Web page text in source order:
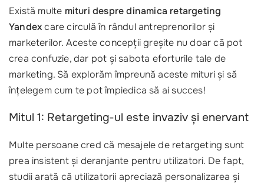
Există multe mituri despre dinamica retargeting
Yandexcare circulă în rândul antreprenorilor și
marketerilor. Aceste concepții greșite nu doar că pot
crea confuzie, dar pot și sabota eforturile tale de
marketing. Să explorăm împreună aceste mituri și să
înțelegem cum te pot împiedica să ai succes!
Mitul 1: Retargeting-ul este invaziv și enervant
Multe persoane cred că mesajele de retargeting sunt
prea insistent și deranjante pentru utilizatori. De fapt,
studii arată că utilizatorii apreciază personalizarea și